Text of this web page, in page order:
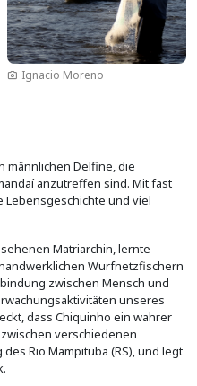
Ignacio Moreno
männlichen Delfine, die
anzutreffen sind. Mit fast
Lebensgeschichte und viel
Matriarchin, lernte
Wurfnetzfischern
zwischen Mensch und
unseres
dass Chiquinho ein wahrer
verschiedenen
Rio Mampituba (RS), und legt